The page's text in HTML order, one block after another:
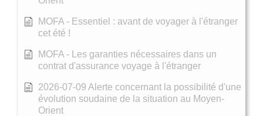
MOFA - Essentiel : avant de voyager à l'étranger
cet été !
MOFA - Les garanties nécessaires dans un
contrat d'assurance voyage à l'étranger
2026-07-09 Alerte concernant la possibilité d'une
évolution soudaine de la situation au Moyen-
Orient